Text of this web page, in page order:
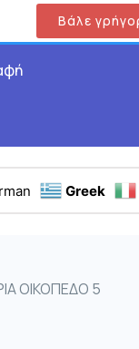
Βάλε
Greek
ΟΙΚΟΠΕΔΟ 5